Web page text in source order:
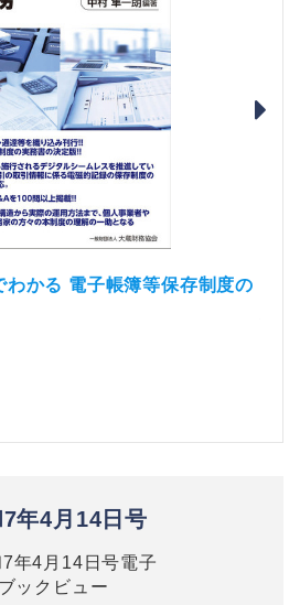
かる 電子帳簿等保存制度の
年4月14日号